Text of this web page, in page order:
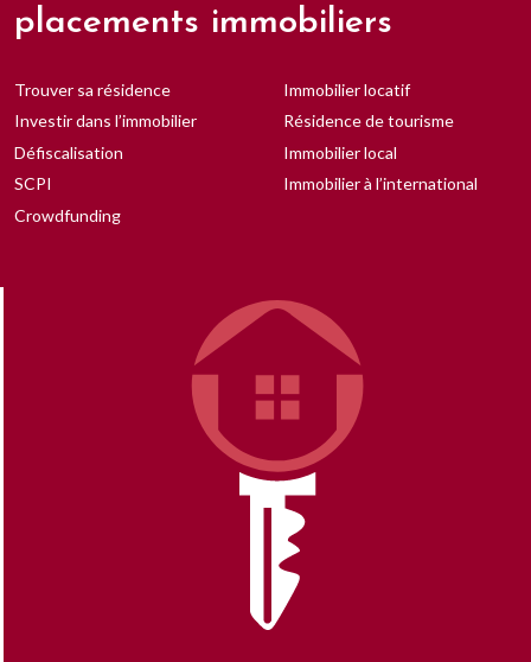
placements immobiliers
Trouver sa résidence
Investir dans l’immobilier
Défiscalisation
SCPI
Crowdfunding
Immobilier locatif
Résidence de tourisme
Immobilier local
Immobilier à l’international